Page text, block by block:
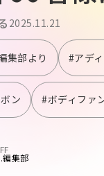
2025.11.21
集部より #アデ
ン #ボディファ
編集部